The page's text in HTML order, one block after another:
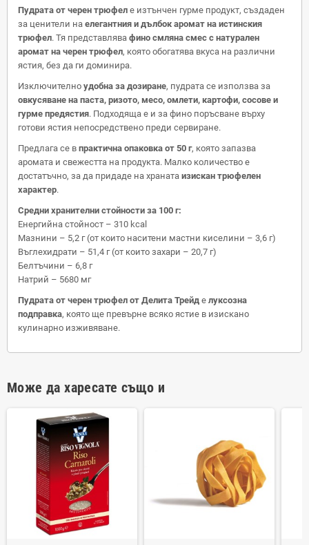
Пудрата от черен трюфел е изтънчен гурме продукт, създаден
за ценители на елегантния и дълбок аромат на истинския
трюфел. Тя представлява фино смляна смес с натурален
аромат на черен трюфел, която обогатява вкуса на различни
ястия, без да ги доминира.
Изключително удобна за дозиране, пудрата се използва за
овкусяване на паста, ризото, месо, омлети, картофи, сосове и
гурме предястия. Подходяща е и за фино поръсване върху
готови ястия непосредствено преди сервиране.
Предлага се в практична опаковка от 50 г, която запазва
аромата и свежестта на продукта. Малко количество е
достатъчно, за да придаде на храната изискан трюфелен
характер.
Средни хранителни стойности за 100 г:
Енергийна стойност – 310 kcal
Мазнини – 5,2 г (от които наситени мастни киселини – 3,6 г)
Въглехидрати – 51,4 г (от които захари – 20,7 г)
Белтъчини – 6,8 г
Натрий – 5680 мг
Пудрата от черен трюфел от Делита Трейд е луксозна
подправка, която ще превърне всяко ястие в изискано
кулинарно изживяване.
Може да харесате също и